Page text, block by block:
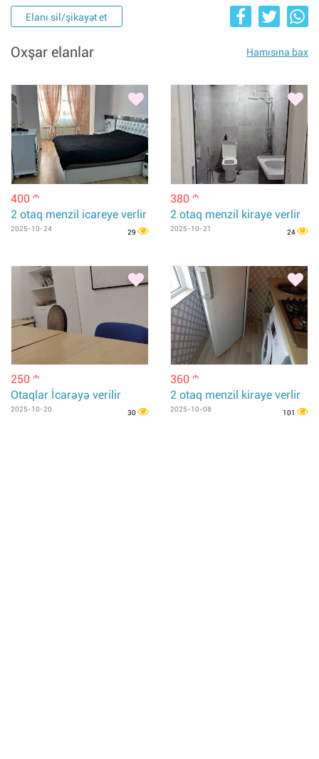
Elanı sil/şikayət et
Oxşar elanlar Hamısına bax
400 m
2 otaq menzil icareye verlir
2025-10-24 29
380 m
2 otaq menzil kiraye verlir
2025-10-21 24
250 m
Otaqlar İcarəyə verilir
2025-10-20 30
360 m
2 otaq menzil kiraye verlir
2025-10-08 101